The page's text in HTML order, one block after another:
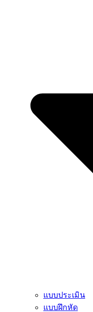
แบบประเมิน
แบบฝึกหัด